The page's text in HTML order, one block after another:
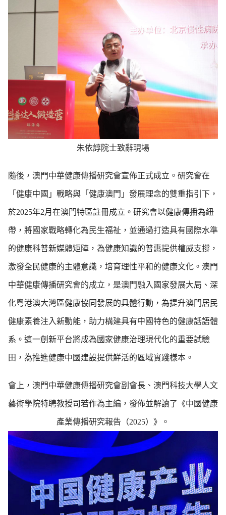
朱依諄院士致辭現場
隨後，澳門中華健康傳播研究會宣佈正式成立。研究會在
「健康中國」戰略與「健康澳門」發展理念的雙重指引下，
於2025年2月在澳門特區註冊成立。研究會以健康傳播為紐
帶，將國家戰略轉化為民生福祉，並通過打造具有國際水準
的健康科普新媒體矩陣，為健康知識的普惠提供權威支撐，
激發全民健康的主體意識，培育理性平和的健康文化。澳門
中華健康傳播研究會的成立，是澳門融入國家發展大局、深
化粵港澳大灣區健康協同發展的具體行動，為提升澳門居民
健康素養注入新動能，助力構建具有中國特色的健康話語體
系。這一創新平台將成為國家健康治理現代化的重要試驗
田，為推進健康中國建設提供鮮活的區域實踐樣本。
會上，澳門中華健康傳播研究會副會長、澳門科技大學人文
藝術學院特聘教授司若作為主編，發佈並解讀了《中國健康
產業傳播研究報告（2025）》。